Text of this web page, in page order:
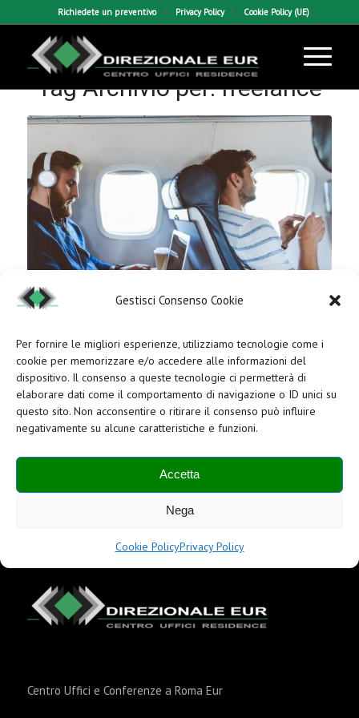
Gestisci Consenso Cookie
Per fornire le migliori esperienze, utilizziamo tecnologie come i
cookie per memorizzare e/o accedere alle informazioni del
dispositivo. Il consenso a queste tecnologie ci permetterà di
elaborare dati come il comportamento di navigazione o ID unici su
questo sito. Non acconsentire o ritirare il consenso può influire
negativamente su alcune caratteristiche e funzioni.
Accetta
Nega
Cookie PolicyPrivacy Policy
Richiedete un preventivo Privacy Policy Cookie Policy (UE)
Tag Archivio per:freelance
Nel mercato del lavoro 3.0 per sopravvivere bisogna
essere “liquidi”
Ottobre 13, 2019 / 0 Commenti
Nel mercato del lavoro i tempi cambiano velocemente così
come…
Centro Uffici e Conferenze a Roma Eur